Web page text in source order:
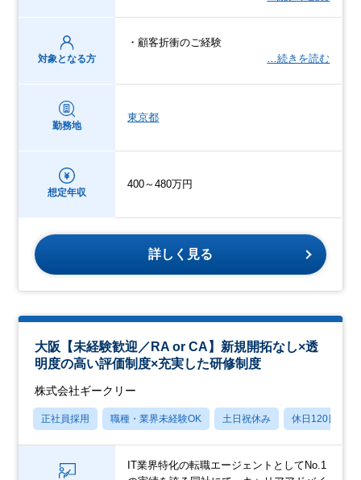
対象となる方
・顧客折衝のご経験
…続きを読む
勤務地
東京都
想定年収
400～480万円
詳しく見る
大阪【未経験歓迎／RA or CA】新規開拓なし×透
明度の高い評価制度×充実した研修制度
株式会社ギークリー
正社員採用 職種・業界未経験OK 土日祝休み 休日120日以上
IT業界特化の転職エージェントとしてNo.1